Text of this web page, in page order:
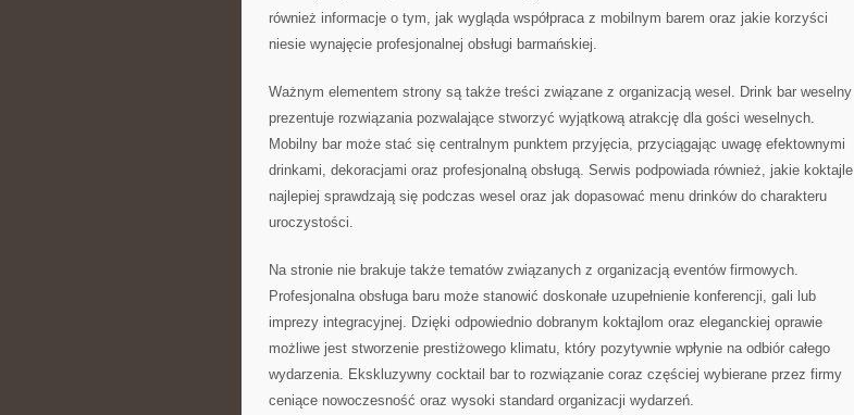
również informacje o tym, jak wygląda współpraca z mobilnym barem oraz jakie korzyści
niesie wynajęcie profesjonalnej obsługi barmańskiej.
Ważnym elementem strony są także treści związane z organizacją wesel. Drink bar weselny
prezentuje rozwiązania pozwalające stworzyć wyjątkową atrakcję dla gości weselnych.
Mobilny bar może stać się centralnym punktem przyjęcia, przyciągając uwagę efektownymi
drinkami, dekoracjami oraz profesjonalną obsługą. Serwis podpowiada również, jakie koktajle
najlepiej sprawdzają się podczas wesel oraz jak dopasować menu drinków do charakteru
uroczystości.
Na stronie nie brakuje także tematów związanych z organizacją eventów firmowych.
Profesjonalna obsługa baru może stanowić doskonałe uzupełnienie konferencji, gali lub
imprezy integracyjnej. Dzięki odpowiednio dobranym koktajlom oraz eleganckiej oprawie
możliwe jest stworzenie prestiżowego klimatu, który pozytywnie wpłynie na odbiór całego
wydarzenia. Ekskluzywny cocktail bar to rozwiązanie coraz częściej wybierane przez firmy
ceniące nowoczesność oraz wysoki standard organizacji wydarzeń.